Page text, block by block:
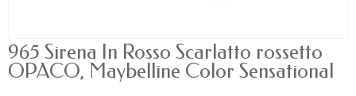
965 Sirena In Rosso Scarlatto rossetto
OPACO, Maybelline Color Sensational